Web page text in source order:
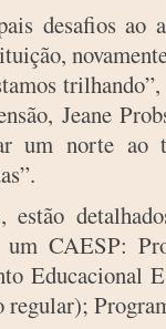
desafios ao
Jeane
um norte ao
estão
CAESP:
Educacional
regular);